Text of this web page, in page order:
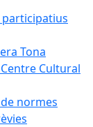
participatius
Tona
Cultural
normes